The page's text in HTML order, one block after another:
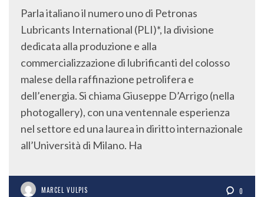
Parla italiano il numero uno di Petronas
Lubricants International (PLI)*, la divisione
dedicata alla produzione e alla
commercializzazione di lubrificanti del colosso
malese della raffinazione petrolifera e
dell’energia. Si chiama Giuseppe D’Arrigo (nella
photogallery), con una ventennale esperienza
nel settore ed una laurea in diritto internazionale
all’Università di Milano. Ha
MARCEL VULPIS 0